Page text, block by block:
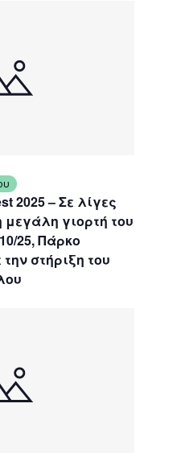
2025 – Σε λίγες
μεγάλη γιορτή του
25, Πάρκο
στήριξη του